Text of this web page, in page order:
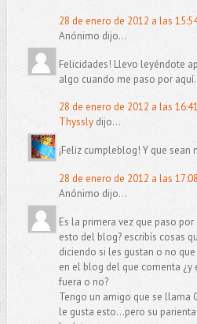
28 de enero de 2012 a las
Anónimo dijo...
Felicidades! Llevo leyéndote
algo cuando me paso por
28 de enero de 2012 a las 16:41
Thysslydijo...
¡Feliz cumpleblog! Y que sean
28 de enero de 2012 a las 17:08
Anónimo dijo...
Es la primera vez que paso
esto del blog? escribís cosas
diciendo si les gustan o no
en el blog del que comenta ¿y
fuera o no?
Tengo un amigo que se llama
le gusta esto...pero su